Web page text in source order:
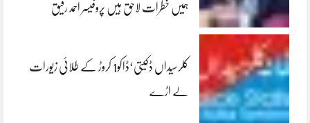
ہمیں خطرات لاحق ہیں پروفیسر احمد رفیق
کلرسیداں ڈکیتی‘ڈاکو1 کروڑ کے طلائی زیورات
لے اڑے